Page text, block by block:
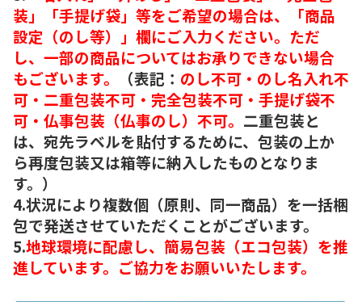
装」「手提げ袋」等をご希望の場合は、「商品
設定（のし等）」欄にご入力ください。ただ
し、一部の商品についてはお承りできない場合
もございます。
（表記： のし不可・のし名入れ不
可・二重包装不可・完全包装不可・手提げ袋不
可・仏事包装（仏事のし）不可。 二重包装と
は、宛先ラベルを貼付するために、包装の上か
ら再度包装又は箱等に納入したものとなりま
す。）
4.状況により複数個（原則、同一商品）を一括梱
包で発送させていただくことがございます。
5.地球環境に配慮し、簡易包装（エコ包装）を推
進しています。ご協力をお願いいたします。